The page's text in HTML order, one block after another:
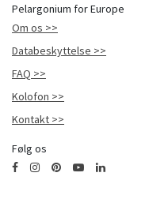
Pelargonium for Europe
Om os
Databeskyttelse
FAQ
Kolofon
Kontakt
Følg os